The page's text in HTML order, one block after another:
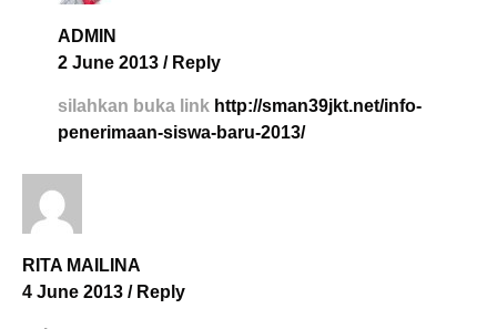
ADMIN
2 June 2013 / Reply
silahkan buka link http://sman39jkt.net/info-
penerimaan-siswa-baru-2013/
RITA MAILINA
4 June 2013 / Reply